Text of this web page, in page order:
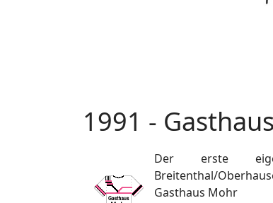
1991 -
Der erste
Breitenthal/
Gasthaus Mohr